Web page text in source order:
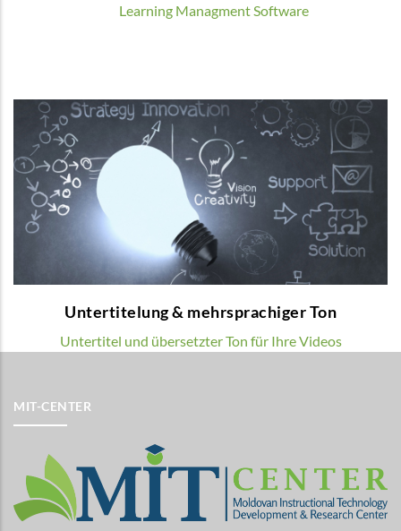
Learning Managment Software
Untertitelung & mehrsprachiger Ton
Untertitel und übersetzter Ton für Ihre Videos
Untertitelung & mehrsprachiger Ton
Wir bieten mehrsprachige Voice-over und
Untertitel für Ihre Lehrvideos.
MIT-CENTER